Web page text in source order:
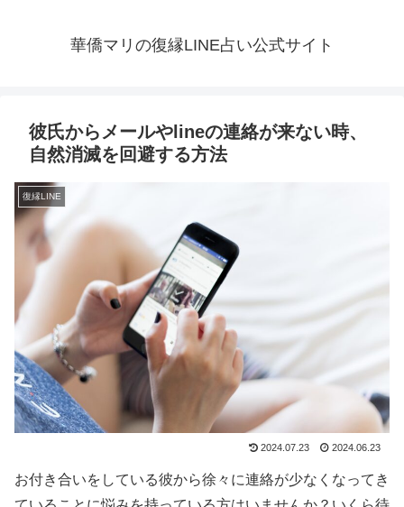
華僑マリの復縁LINE占い公式サイト
彼氏からメールやlineの連絡が来ない時、
自然消滅を回避する方法
復縁LINE
2024.07.23 2024.06.23
お付き合いをしている彼から徐々に連絡が少なくなってき